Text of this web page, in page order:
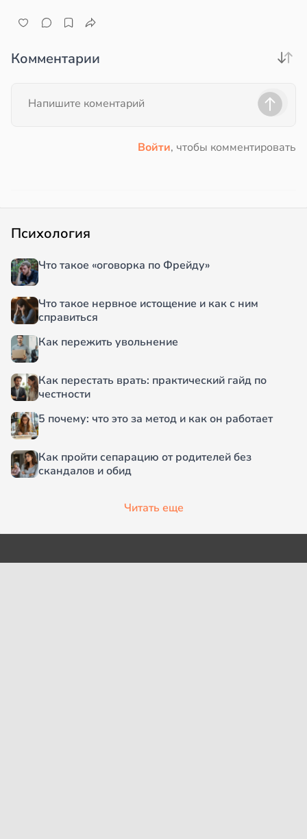
Комментарии
Войти, чтобы комментировать
Психология
Что такое «оговорка по Фрейду»
Что такое нервное истощение и как с ним
справиться
Как пережить увольнение
Как перестать врать: практический гайд по
честности
5 почему: что это за метод и как он работает
Как пройти сепарацию от родителей без
скандалов и обид
Читать еще